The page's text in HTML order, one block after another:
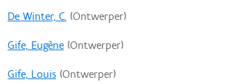
De Winter, C.(Ontwerper)
Gife, Eugène(Ontwerper)
Gife, Louis(Ontwerper)